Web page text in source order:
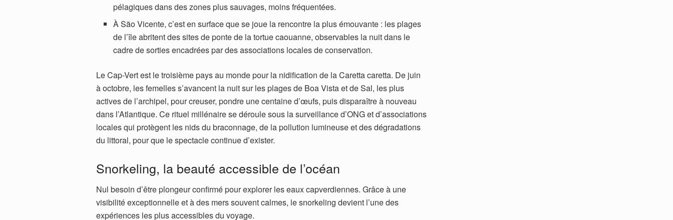
pélagiques dans des zones plus sauvages, moins fréquentées.
À São Vicente, c’est en surface que se joue la rencontre la plus émouvante : les plages
de l’île abritent des sites de ponte de la tortue caouanne, observables la nuit dans le
cadre de sorties encadrées par des associations locales de conservation.
Le Cap-Vert est le troisième pays au monde pour la nidification de la Caretta caretta. De juin
à octobre, les femelles s’avancent la nuit sur les plages de Boa Vista et de Sal, les plus
actives de l’archipel, pour creuser, pondre une centaine d’œufs, puis disparaître à nouveau
dans l’Atlantique. Ce rituel millénaire se déroule sous la surveillance d’ONG et d’associations
locales qui protègent les nids du braconnage, de la pollution lumineuse et des dégradations
du littoral, pour que le spectacle continue d’exister.
Snorkeling, la beauté accessible de l’océan
Nul besoin d’être plongeur confirmé pour explorer les eaux capverdiennes. Grâce à une
visibilité exceptionnelle et à des mers souvent calmes, le snorkeling devient l’une des
expériences les plus accessibles du voyage.